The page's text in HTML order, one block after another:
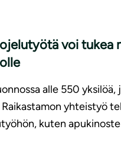
voi tukea
alle 550
yhteistyö
kuten